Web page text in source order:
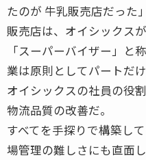
たのが 牛乳販売店だった
販売店は、オイシックス
「スーパーバイザー」と
業は原則としてパートだ
オイシックスの社員の役
物流品質の改善だ。
すべてを手探りで構築し
場管理の難しさにも直面し